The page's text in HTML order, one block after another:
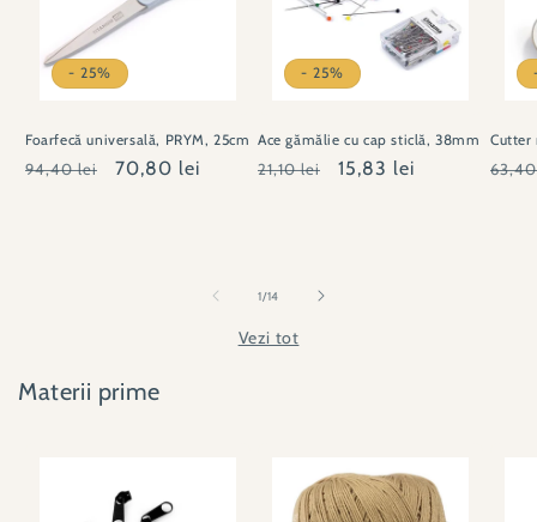
- 25%
Foarfecă universală, PRYM, 25cm
Preț
94,40 lei
Preț
70,80 lei
- 25%
Ace gămălie cu cap sticlă, 38mm
Preț
21,10 lei
Preț
15,83 lei
Cutter
Preț
1/din
14
Vezi tot
Materii prime